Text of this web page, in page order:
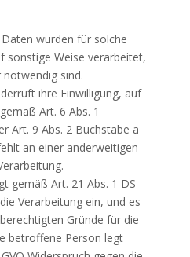
wurden für solche
sonstige Weise verarbeitet,
sind.
ihre Einwilligung, auf
Art. 6 Abs. 1
Art. 9 Abs. 2 Buchstabe a
an einer anderweitigen
gemäß Art. 21 Abs. 1 DS-
Verarbeitung ein, und es
Gründe für die
betroffene Person legt